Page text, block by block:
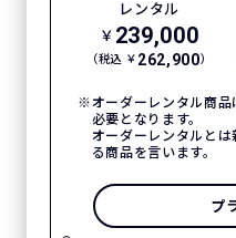
レンタル
￥ 239,000
（税込 ￥ 262,900）
オーダーレンタル商
必要となります。
オーダーレンタルと
る商品を言います。
プ